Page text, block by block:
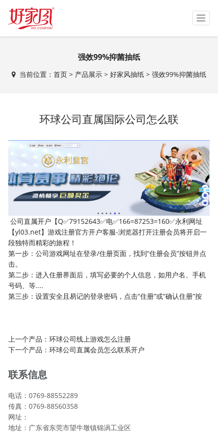
T
o
g
n
i
o
n
强效99%抑菌抽纸
当前位置： 首页> 产品展示> 好家风抽纸> 强效99%抑菌抽纸
环球公司直属国际公司怎么联
公司直属开户【Q✅79152643✅电✅166=87253=160✅永利网址
【yl03.net】游戏注册官方开户客服-浏览器打开注册会员将开启一
段独特而精彩的旅程！
第一步：公司游戏网址在登录/住册页面，找到“住册会员”按钮并点
击。
第二步：进入住册界面后，填写必要的个人信息，如用户名、手机
号码、等....
第三步：设置安全且易记的登录密码，点击“住册”或“确认住册”按
上一个产品：环球公司线上游戏怎么注册
下一个产品：环球公司直属会员怎么联系开户
联系信息
电话：0769-88552289
传真：0769-88560358
网址：
地址：广东省东莞市望牛墩镇锦涡工业区